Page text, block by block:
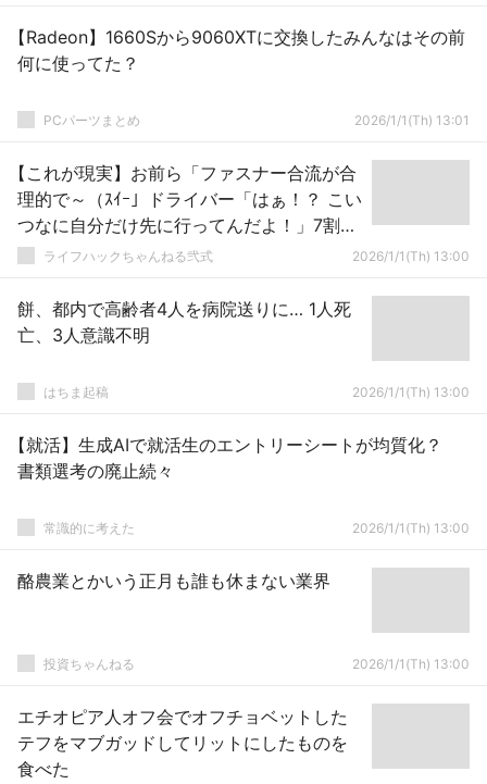
【Radeon】1660Sから9060XTに交換したみんなはその前
何に使ってた？
PCパーツまとめ 2026/1/1(Th) 13:01
【これが現実】お前ら「ファスナー合流が合
理的で～（ｽｲｰ」ドライバー「はぁ！？ こい
つなに自分だけ先に行ってんだよ！」7割知
らずむかついてる模様
ライフハックちゃんねる弐式 2026/1/1(Th) 13:00
餅、都内で高齢者4人を病院送りに… 1人死
亡、3人意識不明
はちま起稿 2026/1/1(Th) 13:00
【就活】生成AIで就活生のエントリーシートが均質化？
書類選考の廃止続々
常識的に考えた 2026/1/1(Th) 13:00
酪農業とかいう正月も誰も休まない業界
投資ちゃんねる 2026/1/1(Th) 13:00
エチオピア人オフ会でオフチョベットした
テフをマブガッドしてリットにしたものを
食べた